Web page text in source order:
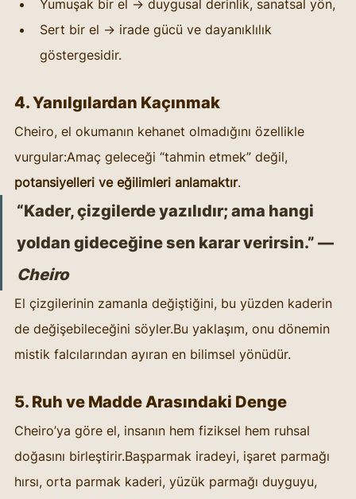
Yumuşak bir el → duygusal derinlik, sanatsal yön,
Sert bir el → irade gücü ve dayanıklılık
göstergesidir.
4. Yanılgılardan Kaçınmak
Cheiro, el okumanın kehanet olmadığını özellikle
vurgular:Amaç geleceği “tahmin etmek” değil,
potansiyelleri ve eğilimleri anlamaktır.
“Kader, çizgilerde yazılıdır; ama hangi
yoldan gideceğine sen karar verirsin.” —
Cheiro
El çizgilerinin zamanla değiştiğini, bu yüzden kaderin
de değişebileceğini söyler.Bu yaklaşım, onu dönemin
mistik falcılarından ayıran en bilimsel yönüdür.
5. Ruh ve Madde Arasındaki Denge
Cheiro’ya göre el, insanın hem fiziksel hem ruhsal
doğasını birleştirir.Başparmak iradeyi, işaret parmağı
hırsı, orta parmak kaderi, yüzük parmağı duyguyu,